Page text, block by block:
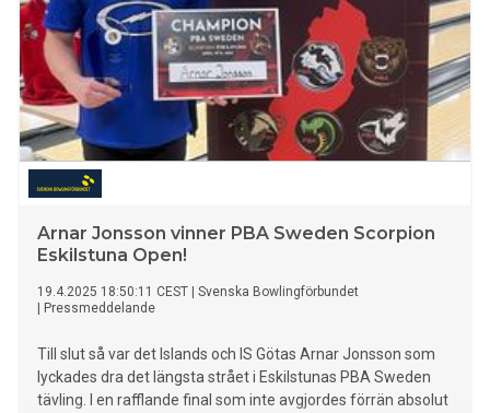
Arnar Jonsson vinner PBA Sweden Scorpion
Eskilstuna Open!
19.4.2025 18:50:11 CEST
Svenska Bowlingförbundet
Pressmeddelande
Till slut så var det Islands och IS Götas Arnar Jonsson som
lyckades dra det längsta strået i Eskilstunas PBA Sweden
tävling. I en rafflande final som inte avgjordes förrän absolut